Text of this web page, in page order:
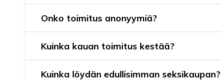
Onko toimitus anonyymiä?
Kuinka kauan toimitus kestää?
Kuinka löydän edullisimman seksikaupan?